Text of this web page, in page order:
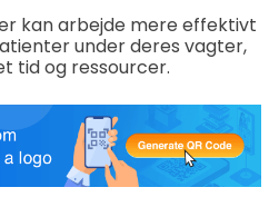
kan arbejde mere effektivt
under deres vagter,
tid og ressourcer.